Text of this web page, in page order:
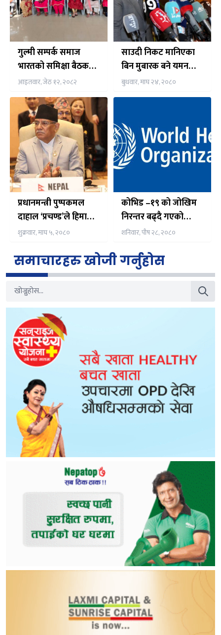
गुल्मी सम्पर्क समाज
भारतको समिक्षा बैठक
तथा परिचयात्मक
कार्यक्रम सम्पन्न
आइतवार, जेठ १२, २०८२
साउदी निकट मानिएका
बिन मुबारक बने यमनको
नयाँ प्रधानमन्त्री
बुधवार, माघ २४, २०८०
प्रधानमन्त्री पुष्पकमल
दाहाल ‘प्रचण्ड’ले हिमाली
पारिस्थितिक प्रणालीको
हितमा रहेको बताएका
छन्
शुक्रवार, माघ ५, २०८०
कोभिड –१९ को जोखिम
निरन्तर बढ्दै गएको
डब्ल्यूएचओको भनाइ
शनिवार, पौष २८, २०८०
समाचारहरु खोजी गर्नुहोस